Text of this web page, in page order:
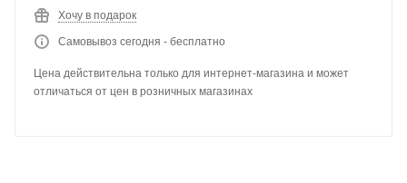
Хочу в подарок
Самовывоз сегодня - бесплатно
Цена действительна только для интернет-магазина и может
отличаться от цен в розничных магазинах